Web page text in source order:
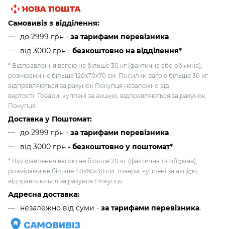
Самовивіз з відділення:
до 2999 грн - за тарифами перевізника
від 3000 грн - безкоштовно на відділення*
* Відправлення вагою не більше 30 кг (фактична або об'ємна),
розмірами не більше 120х70х70 см. Посилки вагою більше 30 кг
відправляються за рахунок Покупця незалежно від
вартості. Товари, куплені за акцією, відправляються за рахунок
Покупця.
Доставка у Поштомат:
до 2999 грн - за тарифами перевізника
від 3000 грн - безкоштовно у поштомат*
* Відправлення вагою не більше 20 кг (фактична та об'ємна),
розмірами не більше 40х60х30 см. Товари, куплені за акцією,
відправляються за рахунок Покупця.
Адресна доставка:
незалежно від суми - за тарифами перевізника.